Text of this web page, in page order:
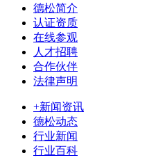
德松简介
认证资质
在线参观
人才招聘
合作伙伴
法律声明
+新闻资讯
德松动态
行业新闻
行业百科